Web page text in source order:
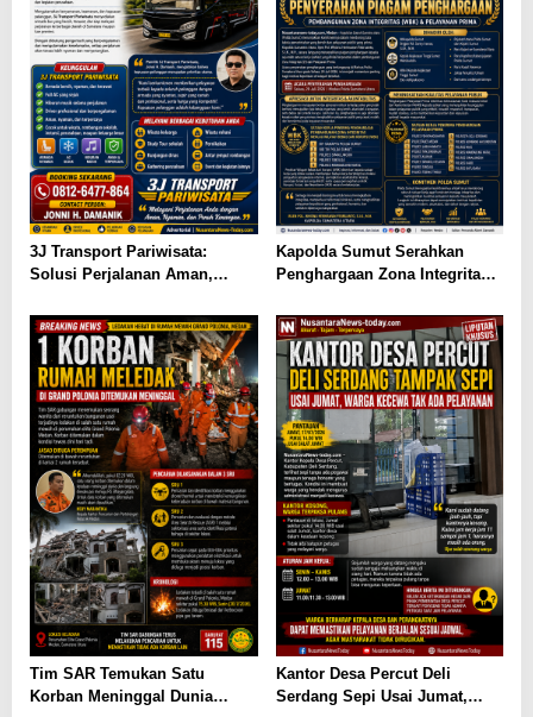
3J Transport Pariwisata:
Solusi Perjalanan Aman,
Sumatera Utara
Kapolda Sumut Serahkan
Penghargaan Zona Integritas
Satuan Kerja Berprestasi
Tim SAR Temukan Satu
Korban Meninggal Dunia
Kantor Desa Percut Deli
Serdang Sepi Usai Jumat,